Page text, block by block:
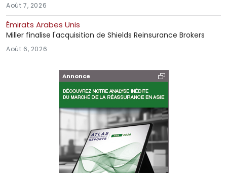
Août 7, 2026
Émirats Arabes Unis
Miller finalise l'acquisition de Shields Reinsurance Brokers
Août 6, 2026
Annonce